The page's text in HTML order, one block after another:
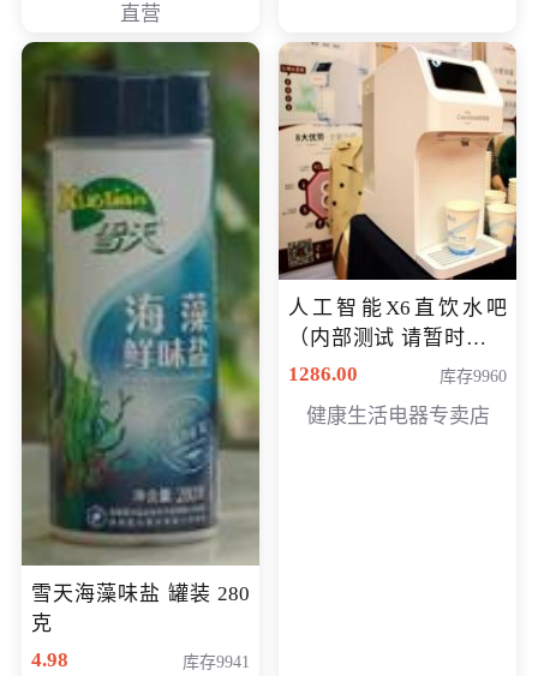
直营
雪天海藻味盐 罐装 280
克
4.98
库存9941
人工智能X6直饮水吧
（内部测试 请暂时不要
购买）
1286.00 库存9960
健康生活电器专卖店